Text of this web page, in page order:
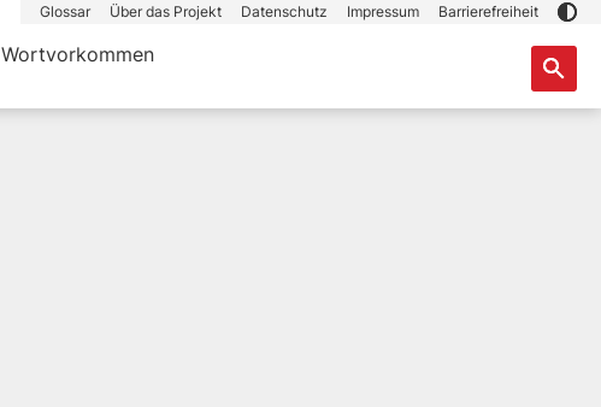
Glossar Über das Projekt Datenschutz Impressum Barrierefreiheit
Wortvorkommen